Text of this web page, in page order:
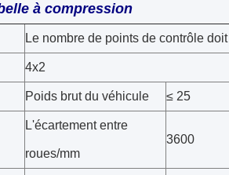
à compression
Le nombre de points de contrôle
4x2
Poids brut du véhicule ≤ 25
L'écartement entre
roues/mm
3600